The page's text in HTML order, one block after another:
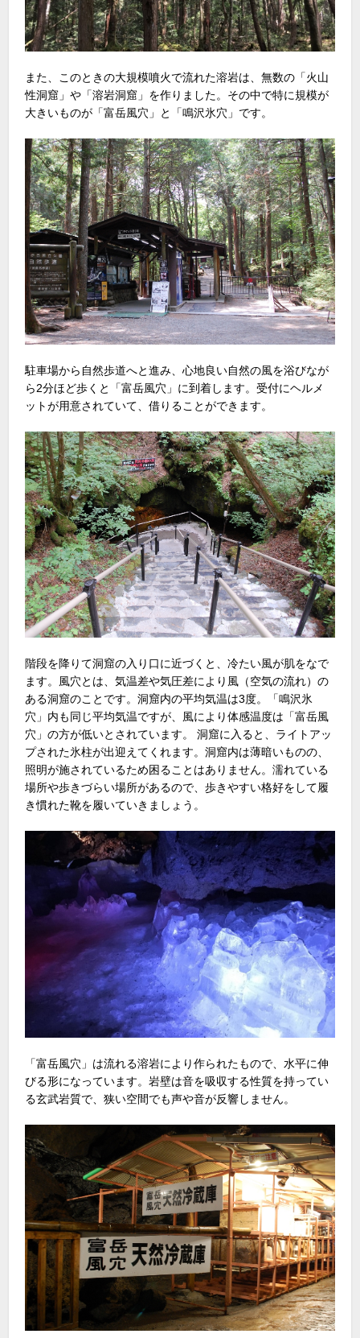
また、このときの大規模噴火で流れた溶岩は、無数の「火山
性洞窟」や「溶岩洞窟」を作りました。その中で特に規模が
大きいものが「富岳風穴」と「鳴沢氷穴」です。
駐車場から自然歩道へと進み、心地良い自然の風を浴びなが
ら2分ほど歩くと「富岳風穴」に到着します。受付にヘルメ
ットが用意されていて、借りることができます。
階段を降りて洞窟の入り口に近づくと、冷たい風が肌をなで
ます。風穴とは、気温差や気圧差により風（空気の流れ）の
ある洞窟のことです。洞窟内の平均気温は3度。「鳴沢氷
穴」内も同じ平均気温ですが、風により体感温度は「富岳風
穴」の方が低いとされています。 洞窟に入ると、ライトアッ
プされた氷柱が出迎えてくれます。洞窟内は薄暗いものの、
照明が施されているため困ることはありません。濡れている
場所や歩きづらい場所があるので、歩きやすい格好をして履
き慣れた靴を履いていきましょう。
「富岳風穴」は流れる溶岩により作られたもので、水平に伸
びる形になっています。岩壁は音を吸収する性質を持ってい
る玄武岩質で、狭い空間でも声や音が反響しません。